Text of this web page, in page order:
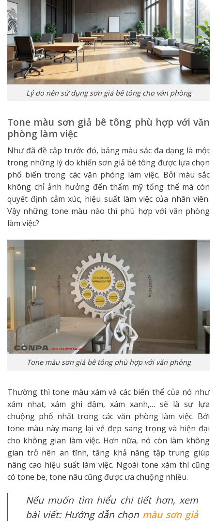
Lý do nên sử dụng sơn giả bê tông cho văn phòng
Tone màu sơn giả bê tông phù hợp với văn
phòng làm việc
Như đã đề cập trước đó, bảng màu sắc đa dạng là một
trong những lý do khiến sơn giả bê tông được lựa chọn
phổ biến trong các văn phòng làm việc. Bởi màu sắc
không chỉ ảnh hưởng đến thẩm mỹ tổng thể mà còn
quyết định cảm xúc, hiệu suất làm việc của nhân viên.
Vậy những tone màu nào thì phù hợp với văn phòng
làm việc?
Tone màu sơn giả bê tông phù hợp với văn phòng
Thường thì tone màu xám và các biến thể của nó như
xám nhạt, xám ghi đậm, xám xanh,… sẽ là sự lựa
chuộng phổ nhất trong các văn phòng làm việc. Bởi
tone màu này mang lại vẻ đẹp sang trọng và hiện đại
cho không gian làm việc. Hơn nữa, nó còn làm không
gian trở nên an tĩnh, tăng khả năng tập trung giúp
nâng cao hiệu suất làm việc. Ngoài tone xám thì cũng
có tone be, tone nâu cũng được ưa chuộng nhiều.
Nếu muốn tìm hiểu chi tiết hơn, xem
bài viết: Hướng dẫn chọn màu sơn giả